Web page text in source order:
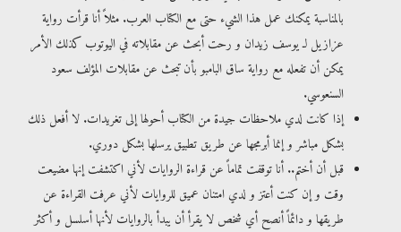
بالمناسبة يمكنك عمل هذا الشيء حتى مع الكتاب العرب. مثلاً أنا قرأت رواية
عزازيل لـ يوسف زيدان و رحت أبحث عن مقابلاته في اليوتوب كذلك الأمر
يمكن أن تفعله مع رواية ساق البامبو بأن تبحث عن مقابلات المؤلف سعود
السنعوسي.
إذا كانت لدي ملاحظات جيدة من الكتاب أحولها إلى تغريدات. لا أفعل ذلك
بشكل مباشر و إنما أبرمجها عن طريق تطبيق يرسلها بشكل دوري.
قبل أن أختم.. أنا توقفت تماماً عن قراءة الروايات لأني اكتشفت إنها مضيعت
وقت و إن كنت أعتز و لدي امتنان عميق للروايات لأني عرفت القراءة عن
طريقها و دائماً أنصح أي شخص لا يقرأ أن يبدأ بالروايات لأنها أسلسل و أكثر